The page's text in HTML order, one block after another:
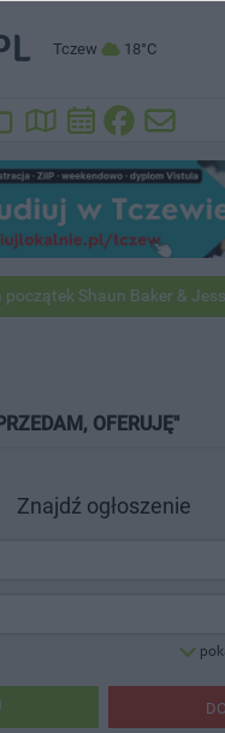
Tczew 18°C
Shaun Baker &
OFERUJĘ"
Znajdź ogłoszenie